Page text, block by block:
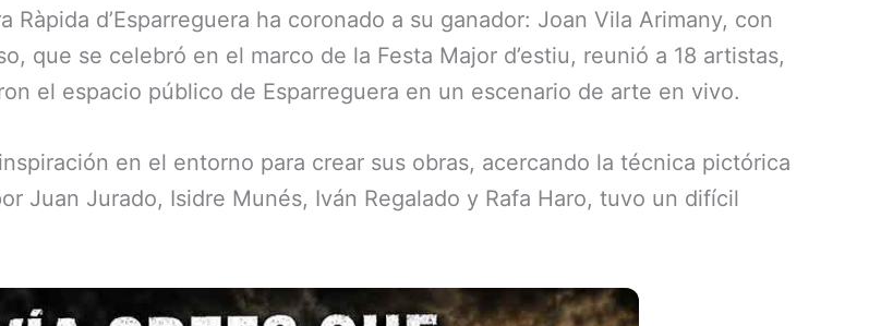
d’Esparreguera ha coronado a su ganador: Joan Vila Arimany, con
que se celebró en el marco de la Festa Major d’estiu, reunió a 18 artistas,
el espacio público de Esparreguera en un escenario de arte en vivo.
en el entorno para crear sus obras, acercando la técnica pictórica
Juan Jurado, Isidre Munés, Iván Regalado y Rafa Haro, tuvo un difícil